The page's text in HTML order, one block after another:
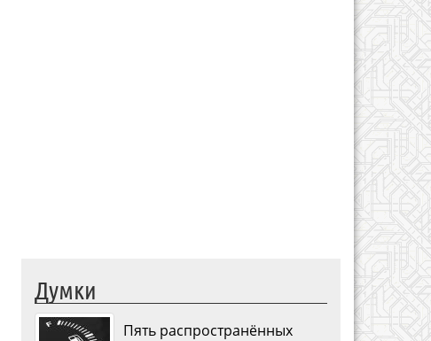
Думки
Пять распространённых